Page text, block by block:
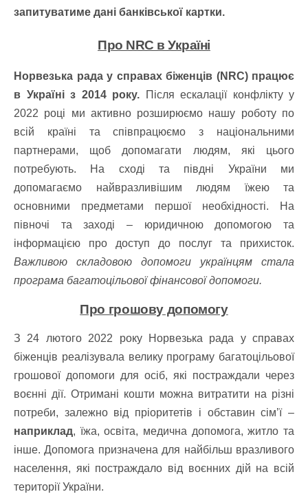
запитуватиме дані банківської картки.
Про NRC в Україні
Норвезька рада у справах біженців (NRC) працює
в Україні з 2014 року. Після ескалації конфлікту у
2022 році ми активно розширюємо нашу роботу по
всій країні та співпрацюємо з національними
партнерами, щоб допомагати людям, які цього
потребують. На сході та півдні України ми
допомагаємо найвразливішим людям їжею та
основними предметами першої необхідності. На
півночі та заході – юридичною допомогою та
інформацією про доступ до послуг та прихисток.
Важливою складовою допомоги українцям стала
програма багатоцільової фінансової допомоги.
Про грошову допомогу
З 24 лютого 2022 року Норвезька рада у справах
біженців реалізувала велику програму багатоцільової
грошової допомоги для осіб, які постраждали через
воєнні дії. Отримані кошти можна витратити на різні
потреби, залежно від пріоритетів і обставин сім’ї –
наприклад, їжа, освіта, медична допомога, житло та
інше. Допомога призначена для найбільш вразливого
населення, які постраждало від воєнних дій на всій
території України.